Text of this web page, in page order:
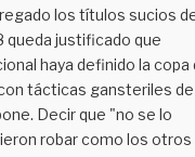
los títulos sucios
queda justificado que
haya definido la copa
tácticas gansteriles de
Decir que "no se lo
robar como los otros